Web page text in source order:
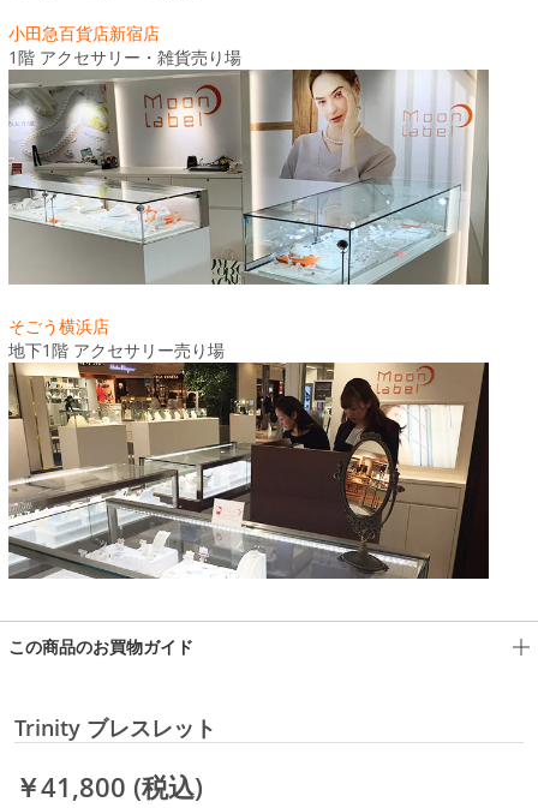
小田急百貨店新宿店
1階 アクセサリー・雑貨売り場
そごう横浜店
地下1階 アクセサリー売り場
この商品のお買物ガイド
Trinity ブレスレット
￥41,800 (税込)